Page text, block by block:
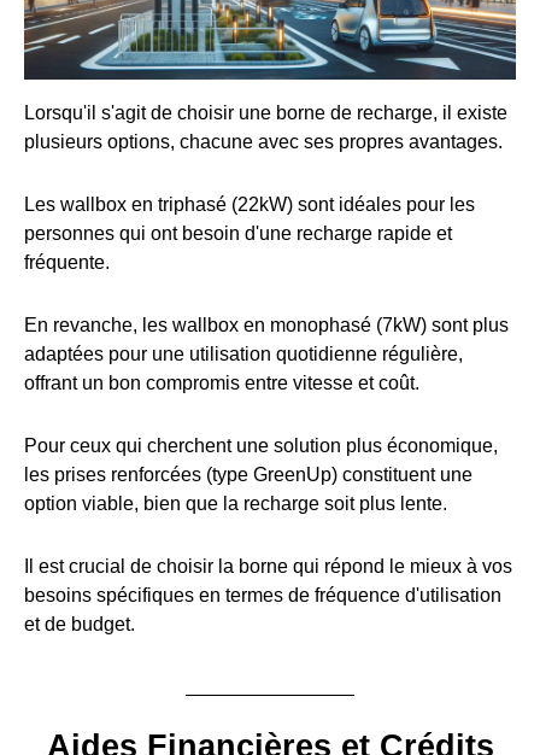
Lorsqu'il s'agit de choisir une borne de recharge, il existe
plusieurs options, chacune avec ses propres avantages.
Les wallbox en triphasé (22kW) sont idéales pour les
personnes qui ont besoin d'une recharge rapide et
fréquente.
En revanche, les wallbox en monophasé (7kW) sont plus
adaptées pour une utilisation quotidienne régulière,
offrant un bon compromis entre vitesse et coût.
Pour ceux qui cherchent une solution plus économique,
les prises renforcées (type GreenUp) constituent une
option viable, bien que la recharge soit plus lente.
Il est crucial de choisir la borne qui répond le mieux à vos
besoins spécifiques en termes de fréquence d'utilisation
et de budget.
Aides Financières et Crédits